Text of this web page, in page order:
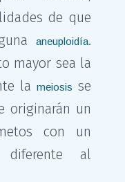
de que
aneuploidía.
mayor sea la
la meiosis se
originarán un
con un
diferente al